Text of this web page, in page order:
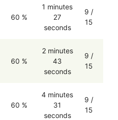
60 %
1 minutes
27
seconds
9 /
15
60 %
2 minutes
43
seconds
9 /
15
60 %
4 minutes
31
seconds
9 /
15